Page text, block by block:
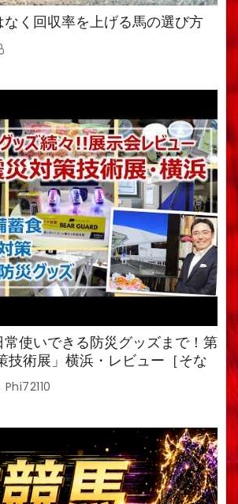
なく回収率を上げる馬の選び方
使いできる防災グッズまで！第
技術展」横浜・レビュー［そな
也］
Phi72110